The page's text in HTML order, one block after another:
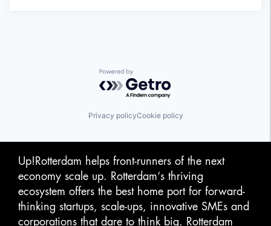
Powered by Getro.com
Privacy policyCookie policy
Up!Rotterdam helps front-runners of the next
economy scale up. Rotterdam‘s thriving
ecosystem offers the best home port for forward-
thinking startups, scale-ups, innovative SMEs and
corporations that dare to think big. Rotterdam